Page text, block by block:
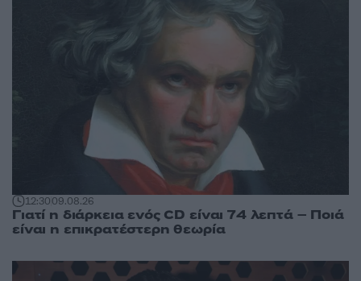
12:3009.08.26
Γιατί η διάρκεια ενός CD είναι 74 λεπτά – Ποιά
είναι η επικρατέστερη θεωρία